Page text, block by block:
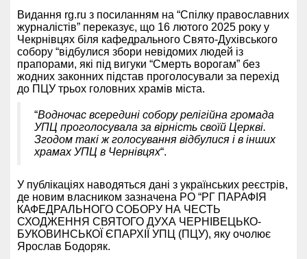
Видання rg.ru з посиланням на “Спілку православних
журналістів” переказує, що 16 лютого 2025 року у
Чекрнівцях біля кафедрального Свято-Духівського
собору “відбулися збори невідомих людей із
прапорами, які під вигуки “Смерть ворогам” без
жодних законних підстав проголосували за перехід
до ПЦУ трьох головних храмів міста.
“Водночас всередині собору релігійна громада
УПЦ проголосувала за вірність своїй Церкві.
Згодом такі ж голосування відбулися і в інших
храмах УПЦ в Чернівцях“.
У публікаціях наводяться дані з українських реєстрів,
де новим власником зазначена РО “РГ ПАРАФІЯ
КАФЕДРАЛЬНОГО СОБОРУ НА ЧЕСТЬ
СХОДЖЕННЯ СВЯТОГО ДУХА ЧЕРНІВЕЦЬКО-
БУКОВИНСЬКОЇ ЄПАРХІЇ УПЦ (ПЦУ), яку очолює
Ярослав Бодоряк.